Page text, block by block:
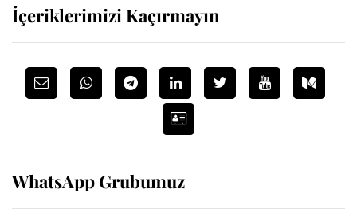
İçeriklerimizi Kaçırmayın
WhatsApp Grubumuz